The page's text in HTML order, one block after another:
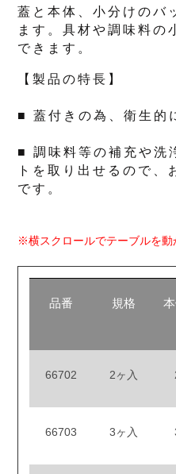
蓋と本体、小分けのバ
ます。具材や調味料の
できます。
【製品の特長】
■ 蓋付きの為、衛生的
■ 調味料等の補充や洗
トを取り出せるので、
です。
※横スクロールでテーブルを動
品番 規格
66702 2ヶ入
66703 3ヶ入